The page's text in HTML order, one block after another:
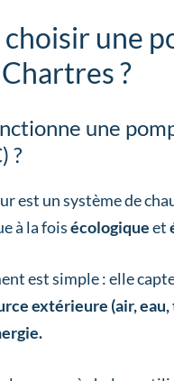
une
?
une
?
est un système de
à la foisécologiqueet
est simple : elle
extérieure (air,